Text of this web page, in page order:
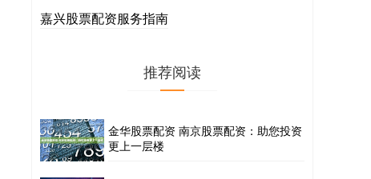
嘉兴股票配资服务指南
推荐阅读
金华股票配资 南京股票配资：助您投资
更上一层楼